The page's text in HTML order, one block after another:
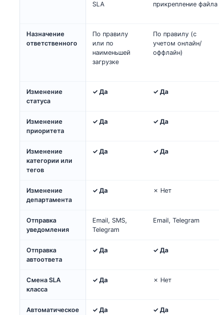
SLA
прикрепление файла
Назначение
ответственного
По правилу
или по
наименьшей
загрузке
По правилу (с
учетом онлайн/
оффлайн)
Изменение
статуса
✓ Да ✓ Да
Изменение
приоритета
✓ Да ✓ Да
Изменение
категории или
тегов
✓ Да ✓ Да
Изменение
департамента
✓ Да ✗ Нет
Отправка
уведомления
Email, SMS,
Telegram
Email, Telegram
Отправка
автоответа
✓ Да ✓ Да
Смена SLA
класса
✓ Да ✗ Нет
Автоматическое
✓ Да ✓ Да